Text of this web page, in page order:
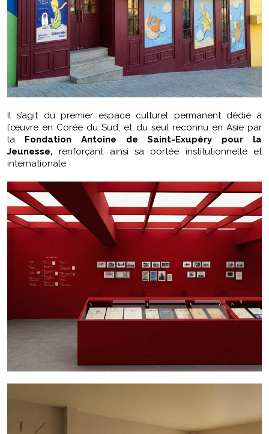
Il s’agit du premier espace culturel permanent dédié à
l’œuvre en Corée du Sud, et du seul reconnu en Asie par
la Fondation Antoine de Saint-Exupéry pour la
Jeunesse, renforçant ainsi sa portée institutionnelle et
internationale.